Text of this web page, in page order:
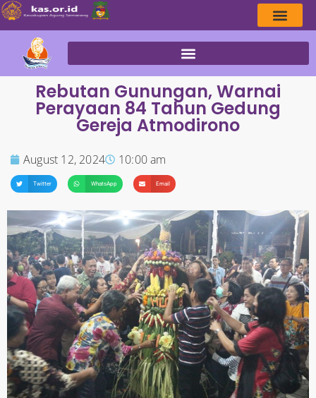
Rebutan Gunungan, Warnai
Perayaan 84 Tahun Gedung
Gereja Atmodirono
August 12, 2024 10:00 am
Twitter WhatsApp Email